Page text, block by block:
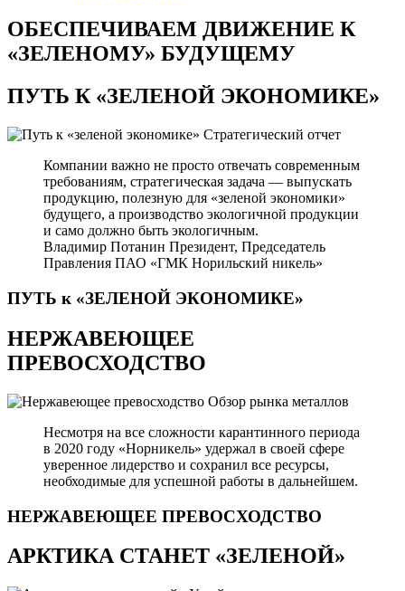
ОБЕСПЕЧИВАЕМ ДВИЖЕНИЕ К
«ЗЕЛЕНОМУ» БУДУЩЕМУ
ПУТЬ К«ЗЕЛЕНОЙ ЭКОНОМИКЕ»
Стратегический отчет
Компании важно не просто отвечать современным
требованиям, стратегическая задача — выпускать
продукцию, полезную для «зеленой экономики»
будущего, а производство экологичной продукции
и само должно быть экологичным.
Владимир Потанин Президент, Председатель
Правления ПАО «ГМК Норильский никель»
ПУТЬ к «ЗЕЛЕНОЙ ЭКОНОМИКЕ»
НЕРЖАВЕЮЩЕЕ
ПРЕВОСХОДСТВО
Обзор рынка металлов
Несмотря на все сложности карантинного периода
в 2020 году «Норникель» удержал в своей сфере
уверенное лидерство и сохранил все ресурсы,
необходимые для успешной работы в дальнейшем.
НЕРЖАВЕЮЩЕЕ ПРЕВОСХОДСТВО
АРКТИКА СТАНЕТ «ЗЕЛЕНОЙ»